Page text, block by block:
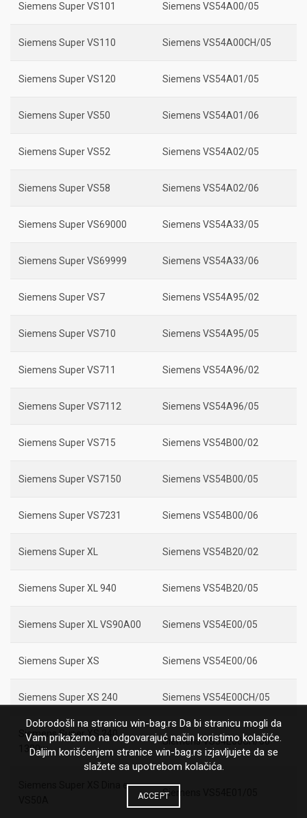
Siemens Super VS101 Siemens VS54A00/05
Siemens Super VS110 Siemens VS54A00CH/05
Siemens Super VS120 Siemens VS54A01/05
Siemens Super VS50 Siemens VS54A01/06
Siemens Super VS52 Siemens VS54A02/05
Siemens Super VS58 Siemens VS54A02/06
Siemens Super VS69000 Siemens VS54A33/05
Siemens Super VS69999 Siemens VS54A33/06
Siemens Super VS7 Siemens VS54A95/02
Siemens Super VS710 Siemens VS54A95/05
Siemens Super VS711 Siemens VS54A96/02
Siemens Super VS7112 Siemens VS54A96/05
Siemens Super VS715 Siemens VS54B00/02
Siemens Super VS7150 Siemens VS54B00/05
Siemens Super VS7231 Siemens VS54B00/06
Siemens Super XL Siemens VS54B20/02
Siemens Super XL 940 Siemens VS54B20/05
Siemens Super XL VS90A00 Siemens VS54E00/05
Siemens Super XS Siemens VS54E00/06
Siemens Super XS 240 Siemens VS54E00CH/05
Siemens Super XS 240
1300w
Siemens VS54E00CH/06
Siemens Super XS Dina e
Siemens VS54E01/05
Dobrodošli na stranicu win-bag.rs Da bi stranicu mogli da
Vam prikažemo na odgovarajuć način koristimo kolačiće.
Daljim korišćenjem stranice win-bag.rs izjavljujete da se
slažete sa upotrebom kolačića.
ACCEPT